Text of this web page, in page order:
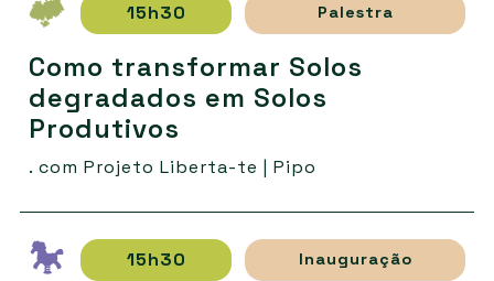
15h30 Palestra
Como transformar Solos
degradados em Solos
Produtivos
. com Projeto Liberta-te | Pipo
15h30 Inauguração